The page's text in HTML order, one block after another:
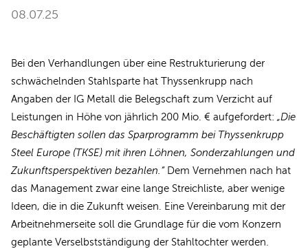
08.07.25
Bei den Verhandlungen über eine Restrukturierung der
schwächelnden Stahlsparte hat Thyssenkrupp nach
Angaben der IG Metall die Belegschaft zum Verzicht auf
Leistungen in Höhe von jährlich 200 Mio. € aufgefordert: „Die
Beschäftigten sollen das Sparprogramm bei Thyssenkrupp
Steel Europe (TKSE) mit ihren Löhnen, Sonderzahlungen und
Zukunftsperspektiven bezahlen.“ Dem Vernehmen nach hat
das Management zwar eine lange Streichliste, aber wenige
Ideen, die in die Zukunft weisen. Eine Vereinbarung mit der
Arbeitnehmerseite soll die Grundlage für die vom Konzern
geplante Verselbstständigung der Stahltochter werden.